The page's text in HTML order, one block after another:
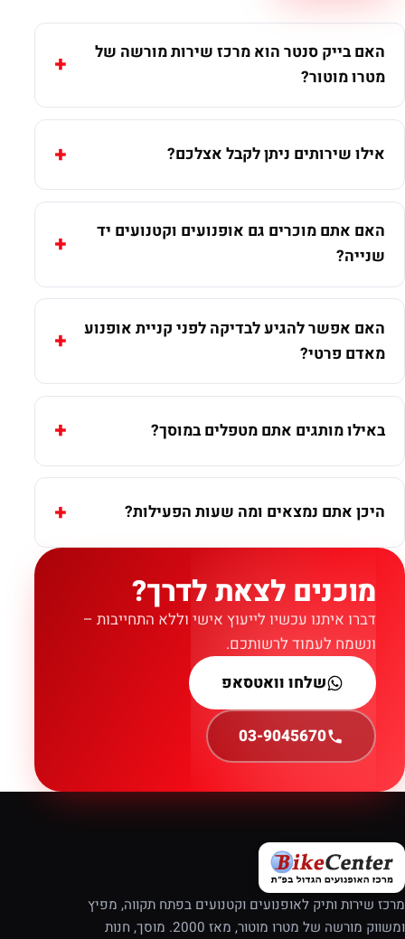
האם בייק סנטר הוא מרכז שירות מורשה של
מטרו מוטור?
אילו שירותים ניתן לקבל אצלכם?
האם אתם מוכרים גם אופנועים וקטנועים יד
שנייה?
האם אפשר להגיע לבדיקה לפני קניית אופנוע
מאדם פרטי?
באילו מותגים אתם מטפלים במוסך?
היכן אתם נמצאים ומה שעות הפעילות?
מוכנים לצאת לדרך?
דברו איתנו עכשיו לייעוץ אישי וללא התחייבות –
ונשמח לעמוד לרשותכם.
שלחו וואטסאפ
03-9045670
מרכז שירות ותיק לאופנועים וקטנועים בפתח תקווה, מפיץ
ומשווק מורשה של מטרו מוטור, מאז 2000. מוסך, חנות